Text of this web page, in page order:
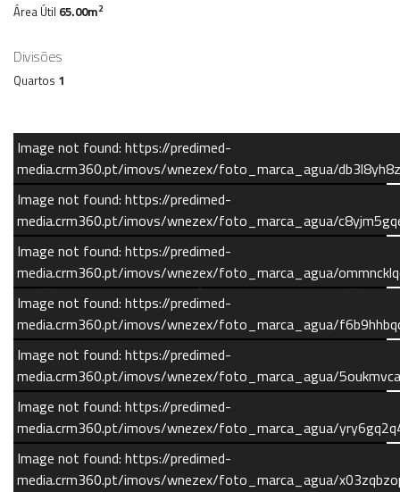
Área Útil 65.00m2
Divisões
Quartos 1
–/8
Image not found: https://predimed-
media.crm360.pt/imovs/wnezex/foto_marca_agua/
Image not found: https://predimed-
media.crm360.pt/imovs/wnezex/foto_marca_agua/
Image not found: https://predimed-
media.crm360.pt/imovs/wnezex/foto_marca_agua/
Image not found: https://predimed-
media.crm360.pt/imovs/wnezex/foto_marca_agua/
Image not found: https://predimed-
media.crm360.pt/imovs/wnezex/foto_marca_agua/
Image not found: https://predimed-
media.crm360.pt/imovs/wnezex/foto_marca_agua/
Image not found: https://predimed-
media.crm360.pt/imovs/wnezex/foto_marca_agua/